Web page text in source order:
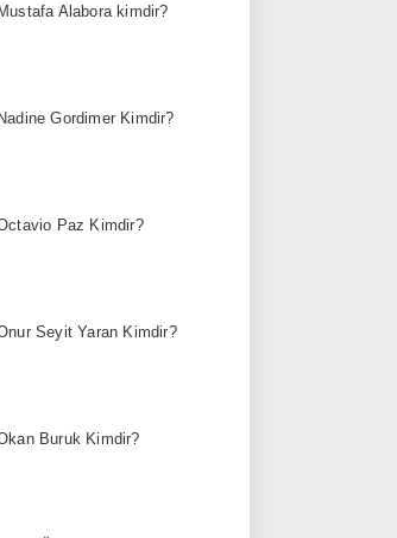
Alabora kimdir?
Gordimer Kimdir?
Paz Kimdir?
Seyit Yaran Kimdir?
Buruk Kimdir?